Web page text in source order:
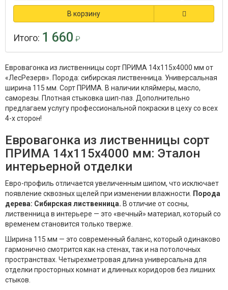
В корзину
Итого: 1 660 ₽
Евровагонка из лиственницы сорт ПРИМА 14x115x4000 мм от
«ЛесРезерв». Порода: сибирская лиственница. Универсальная
ширина 115 мм. Сорт ПРИМА. В наличии кляймеры, масло,
саморезы. Плотная стыковка шип-паз. Дополнительно
предлагаем услугу профессиональной покраски в цеху со всех
4-х сторон!
Евровагонка из лиственницы сорт
ПРИМА 14x115x4000 мм: Эталон
интерьерной отделки
Евро-профиль отличается увеличенным шипом, что исключает
появление сквозных щелей при изменении влажности.
Порода
дерева: Сибирская лиственница. В отличие от сосны,
лиственница в интерьере — это «вечный» материал, который со
временем становится только тверже.
Ширина 115 мм — это современный баланс, который одинаково
гармонично смотрится как на стенах, так и на потолочных
пространствах. Четырехметровая длина универсальна для
отделки просторных комнат и длинных коридоров без лишних
стыков.